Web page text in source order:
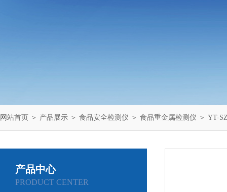
网站首页 ＞ 产品展示 ＞ 食品安全检测仪 ＞ 食品重金属检测仪 ＞ YT-
产品中心
PRODUCT CENTER